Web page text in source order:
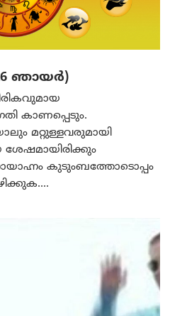
ഞായര്‍)
കാണപ്പെടും.
മറ്റുള്ളവരുമായി
കുടുംബത്തോടൊപ്പം